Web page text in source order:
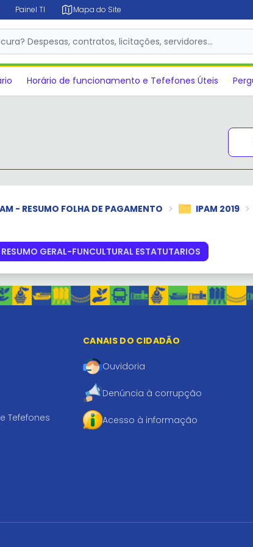
Painel TI Mapa do Site
Despesas, contratos, licitações, servidores…
Horário de funcionamento e Tefefones Úteis
- RESUMO FOLHA DE PAGAMENTO IPAM 2019
GERAL-FUNCULTURAL ESTATUTARIOS
Tefefones
CANAIS DO CIDADÃO
Ouvidoria
Denúncia à corrupção
Acesso à informação